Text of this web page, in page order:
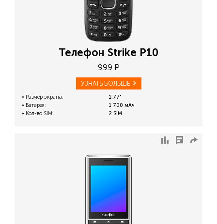
Телефон Strike P10
999 Р
УЗНАТЬ БОЛЬШЕ
Размер экрана:
1.77"
Батарея:
1 700 мАч
Кол-во SIM:
2 SIM